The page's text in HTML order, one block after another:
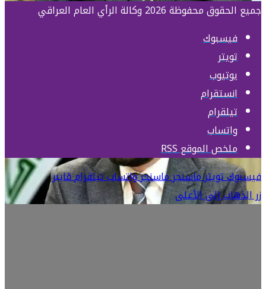
جميع الحقوق محفوظة 2026 وكالة الرأي العام العراقي
فيسبوك
تويتر
يوتيوب
انستقرام
تيلقرام
واتساب
ملخص الموقع RSS
فيسبوكتويترماسنجرماسنجرواتسابتيلقرامڤايبر
زر الذهاب إلى الأعلى